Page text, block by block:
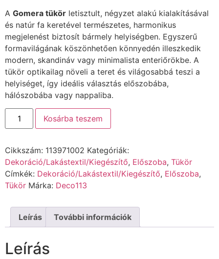
A Gomera tükör letisztult, négyzet alakú kialakításával
és natúr fa keretével természetes, harmonikus
megjelenést biztosít bármely helyiségben. Egyszerű
formavilágának köszönhetően könnyedén illeszkedik
modern, skandináv vagy minimalista enteriőrökbe. A
tükör optikailag növeli a teret és világosabbá teszi a
helyiséget, így ideális választás előszobába,
hálószobába vagy nappaliba.
Kosárba teszem
Cikkszám: 113971002 Kategóriák:
Dekoráció/Lakástextil/Kiegészítő, Előszoba, Tükör
Címkék: Dekoráció/Lakástextil/Kiegészítő, Előszoba,
Tükör Márka: Deco113
Leírás További információk
Leírás